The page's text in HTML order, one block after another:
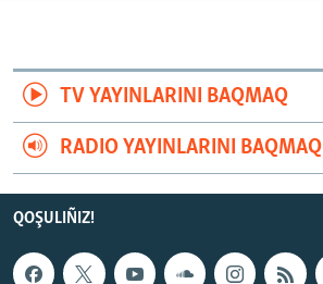
TV YAYINLARINI BAQMAQ
RADIO YAYINLARINI BAQMAQ
QOŞULIÑIZ!